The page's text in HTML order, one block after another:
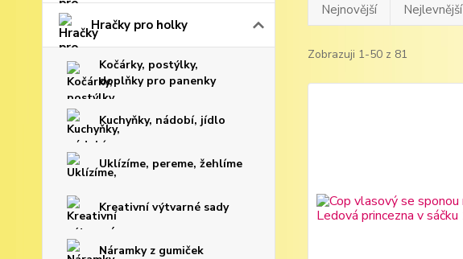
Hračky pro holky
Kočárky, postýlky,
doplňky pro panenky
Kuchyňky, nádobí, jídlo
Uklízíme, pereme, žehlíme
Kreativní výtvarné sady
Náramky z gumiček
Nejnovější Nejlevnější
Zobrazuji 1-50 z 81